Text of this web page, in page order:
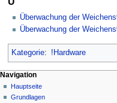
Überwachung der
Überwachung der
Kategorie: !Hardware
N
a
Seitenaktionen
Kategorie
Diskussion
Meine Werkzeuge
Deutsch
Anmelden
Navigation
Hauptseite
Grundlagen